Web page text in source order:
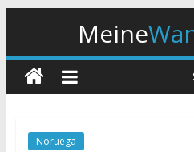
Meine
Noruega